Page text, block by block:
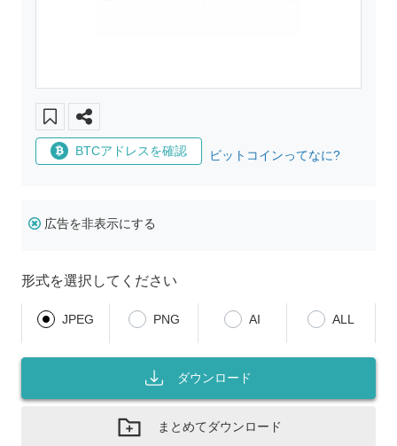
BTCアドレスを確認 ビットコインってなに?
広告を非表示にする
形式を選択してください
JPEG PNG AI ALL
ダウンロード
まとめてダウンロード